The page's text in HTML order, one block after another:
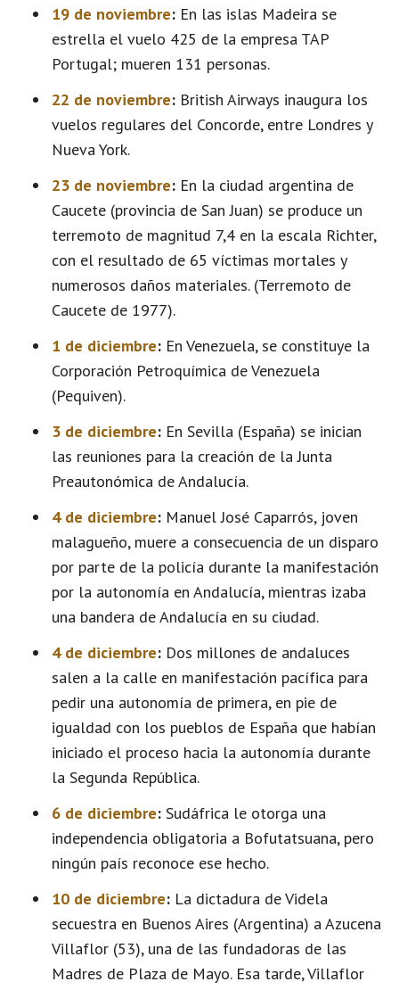
19 de noviembre: En las islas Madeira se
estrella el vuelo 425 de la empresa TAP
Portugal; mueren 131 personas.
22 de noviembre: British Airways inaugura los
vuelos regulares del Concorde, entre Londres y
Nueva York.
23 de noviembre: En la ciudad argentina de
Caucete (provincia de San Juan) se produce un
terremoto de magnitud 7,4 en la escala Richter,
con el resultado de 65 víctimas mortales y
numerosos daños materiales. (Terremoto de
Caucete de 1977).
1 de diciembre: En Venezuela, se constituye la
Corporación Petroquímica de Venezuela
(Pequiven).
3 de diciembre: En Sevilla (España) se inician
las reuniones para la creación de la Junta
Preautonómica de Andalucía.
4 de diciembre: Manuel José Caparrós, joven
malagueño, muere a consecuencia de un disparo
por parte de la policía durante la manifestación
por la autonomía en Andalucía, mientras izaba
una bandera de Andalucía en su ciudad.
4 de diciembre: Dos millones de andaluces
salen a la calle en manifestación pacífica para
pedir una autonomía de primera, en pie de
igualdad con los pueblos de España que habían
iniciado el proceso hacia la autonomía durante
la Segunda República.
6 de diciembre: Sudáfrica le otorga una
independencia obligatoria a Bofutatsuana, pero
ningún país reconoce ese hecho.
10 de diciembre: La dictadura de Videla
secuestra en Buenos Aires (Argentina) a Azucena
Villaflor (53), una de las fundadoras de las
Madres de Plaza de Mayo. Esa tarde, Villaflor